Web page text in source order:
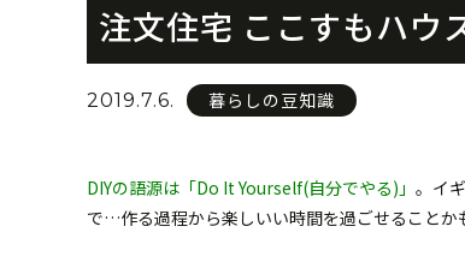
注文住宅 ここすもハウ
2019.7.6. 暮らしの豆知識
DIYの語源は「Do It Yourself(自分でやる)」 。イ
で…作る過程から楽しいい時間を過ごせることか